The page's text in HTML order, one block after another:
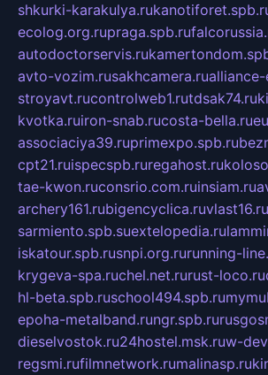
shkurki-karakulya.ru
ecolog.org.rupraga.spb.ru
autodoctorservis.ru
avto-vozim.rusakhcamera.ru
stroyavt.rucontrolweb1.rutdsak74.ru
kvotka.ruiron-snab.rucosta-bella.ru
associaciya39.ruprimexpo.spb.ru
cpt21.ruispecspb.ruregahost.ru
tae-kwon.ruconsrio.com.ruinsiam.ru
archery161.rubigencyclica.ruvlast16.ru
sarmiento.spb.suextelopedia.ru
iskatour.spb.rusnpi.org.rurunning-
krygeva-spa.ruchel.net.rurust-loco.ru
hl-beta.spb.ruschool494.spb.ru
epoha-metalband.rungr.spb.ru
dieselvostok.ru24hostel.msk.ruw-
regsmi.rufilmnetwork.rumalinasp.ru